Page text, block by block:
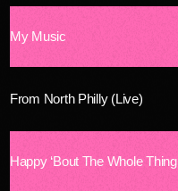
My Music
From North Philly (Live)
Happy ‘Bout The Whole Thing